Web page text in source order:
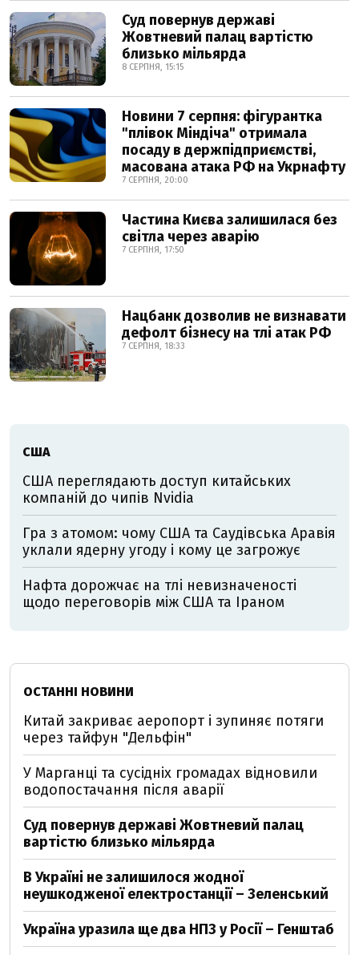
Суд повернув державі
Жовтневий палац вартістю
близько мільярда
8 СЕРПНЯ, 15:15
Новини 7 серпня: фігурантка
"плівок Міндіча" отримала
посаду в держпідприємстві,
масована атака РФ на Укрнафту
7 СЕРПНЯ, 20:00
Частина Києва залишилася без
світла через аварію
7 СЕРПНЯ, 17:50
Нацбанк дозволив не визнавати
дефолт бізнесу на тлі атак РФ
7 СЕРПНЯ, 18:33
США
США переглядають доступ китайських
компаній до чипів Nvidia
Гра з атомом: чому США та Саудівська Аравія
уклали ядерну угоду і кому це загрожує
Нафта дорожчає на тлі невизначеності
щодо переговорів між США та Іраном
ОСТАННІ НОВИНИ
Китай закриває аеропорт і зупиняє потяги
через тайфун "Дельфін"
У Марганці та сусідніх громадах відновили
водопостачання після аварії
Суд повернув державі Жовтневий палац
вартістю близько мільярда
В Україні не залишилося жодної
неушкодженої електростанції – Зеленський
Україна уразила ще два НПЗ у Росії – Генштаб